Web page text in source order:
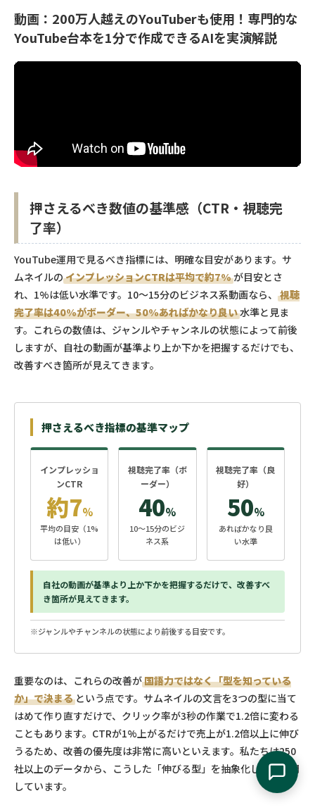
動画：200万人越えのYouTuberも使用！専門的な
YouTube台本を1分で作成できるAIを実演解説
押さえるべき数値の基準感（CTR・視聴完
了率）
YouTube運用で見るべき指標には、明確な目安があります。サ
ムネイルの インプレッションCTRは平均で約7%が目安とさ
れ、1%は低い水準です。10〜15分のビジネス系動画なら、
視聴
完了率は40%がボーダー、50%あればかなり良い水準と見ま
す。これらの数値は、ジャンルやチャンネルの状態によって前後
しますが、自社の動画が基準より上か下かを把握するだけでも、
改善すべき箇所が見えてきます。
押さえるべき指標の基準マップ
インプレッショ
ンCTR
約7%
平均の目安（1%
は低い）
視聴完了率（ボ
ーダー）
40%
10〜15分のビジ
ネス系
視聴完了率（良
好）
50%
あればかなり良
い水準
自社の動画が基準より上か下かを把握するだけで、改善すべ
き箇所が見えてきます。
※ジャンルやチャンネルの状態により前後する目安です。
重要なのは、これらの改善が国語力ではなく「型を知っている
か」で決まる という点です。サムネイルの文言を3つの型に当て
はめて作り直すだけで、クリック率が3秒の作業で1.2倍に変わる
こともあります。CTRが1%上がるだけで売上が1.2倍以上に伸び
うるため、改善の優先度は非常に高いといえます。私たちは250
社以上のデータから、こうした「伸びる型」を抽象化して横展開
しています。